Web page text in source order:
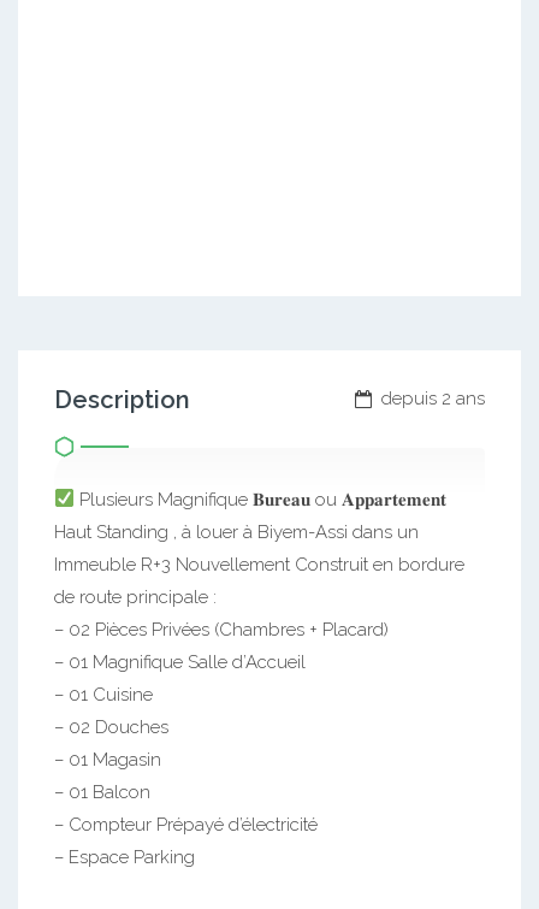
depuis 2 ans
Description
Plusieurs Magnifique 𝐁𝐮𝐫𝐞𝐚𝐮 ou 𝐀𝐩𝐩𝐚𝐫𝐭𝐞𝐦𝐞𝐧𝐭
Haut Standing , à louer à Biyem-Assi dans un
Immeuble R+3 Nouvellement Construit en bordure
de route principale :
– 02 Pièces Privées (Chambres + Placard)
– 01 Magnifique Salle d’Accueil
– 01 Cuisine
– 02 Douches
– 01 Magasin
– 01 Balcon
– Compteur Prépayé d’électricité
– Espace Parking